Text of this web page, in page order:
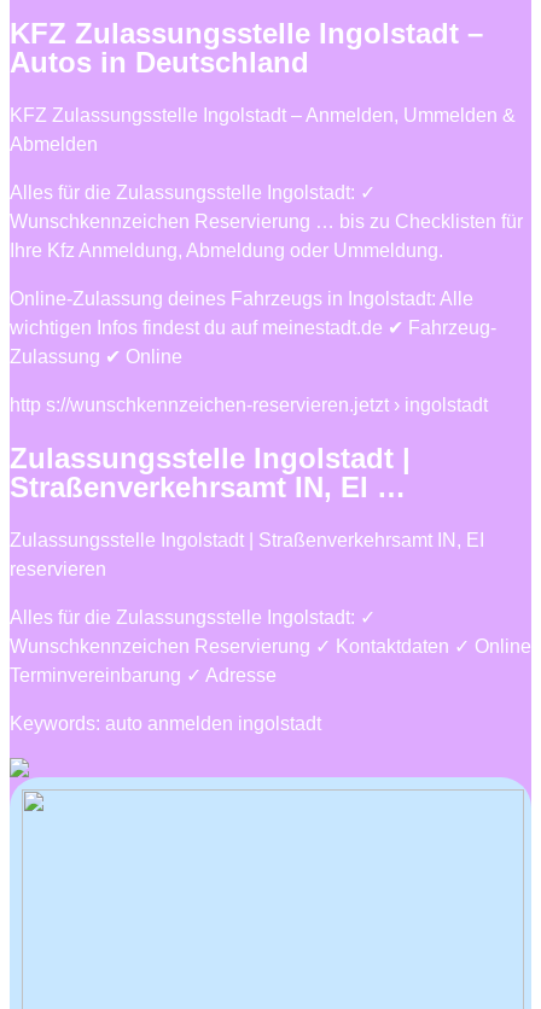
KFZ Zulassungsstelle Ingolstadt –
Autos in Deutschland
KFZ Zulassungsstelle Ingolstadt – Anmelden, Ummelden &
Abmelden
Alles für die Zulassungsstelle Ingolstadt: ✓
Wunschkennzeichen Reservierung … bis zu Checklisten für
Ihre Kfz Anmeldung, Abmeldung oder Ummeldung.
Online-Zulassung deines Fahrzeugs in Ingolstadt: Alle
wichtigen Infos findest du auf meinestadt.de ✔ Fahrzeug-
Zulassung ✔ Online
http s://wunschkennzeichen-reservieren.jetzt › ingolstadt
Zulassungsstelle Ingolstadt |
Straßenverkehrsamt IN, EI …
Zulassungsstelle Ingolstadt | Straßenverkehrsamt IN, EI
reservieren
Alles für die Zulassungsstelle Ingolstadt: ✓
Wunschkennzeichen Reservierung ✓ Kontaktdaten ✓ Online
Terminvereinbarung ✓ Adresse
Keywords: auto anmelden ingolstadt